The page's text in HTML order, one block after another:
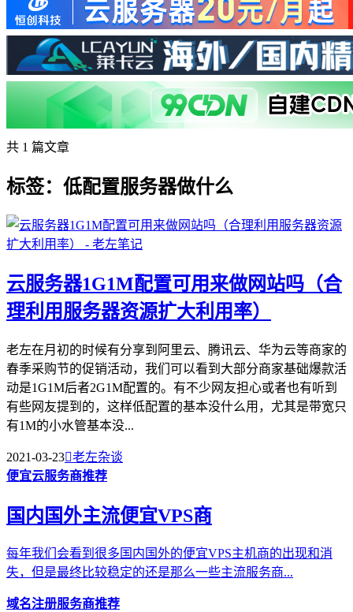
共 1 篇文章
标签：低配置服务器做什么
云服务器1G1M配置可用来做网站吗（合
理利用服务器资源扩大利用率）
老左在月初的时候有分享到阿里云、腾讯云、华为云等商家的
春季采购节的促销活动，我们可以看到大部分商家基础爆款活
动是1G1M后者2G1M配置的。有不少网友担心或者也有听到
有些网友提到的，这样低配置的基本没什么用，尤其是带宽只
有1M的小水管基本没...
2021-03-23老左杂谈
便宜云服务商推荐
国内国外主流便宜VPS商
每年我们会看到很多国内国外的便宜VPS主机商的出现和消
失，但是最终比较稳定的还是那么一些主流服务商...
域名注册服务商推荐